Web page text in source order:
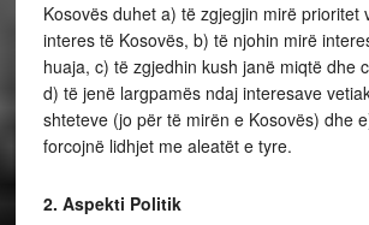
Kosovës duhet a) të zgjegjin mirë prioritet
interes të Kosovës, b) të njohin mirë
huaja, c) të zgjedhin kush janë miqtë dhe
d) të jenë largpamës ndaj interesave
shteteve (jo për të mirën e Kosovës) dhe
forcojnë lidhjet me aleatët e tyre.
2. Aspekti Politik